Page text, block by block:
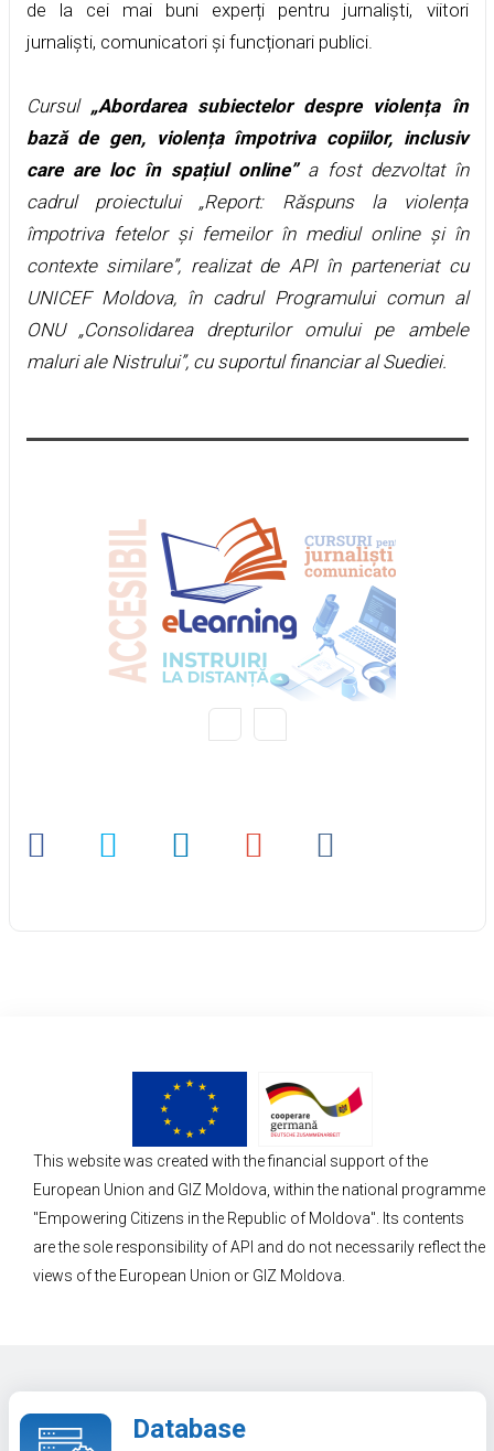
de la cei mai buni experți pentru jurnaliști, viitori
jurnaliști, comunicatori și funcționari publici.
Cursul „Abordarea subiectelor despre violența în
bază de gen, violența împotriva copiilor, inclusiv
care are loc în spațiul online” a fost dezvoltat în
cadrul proiectului „Report: Răspuns la violența
împotriva fetelor și femeilor în mediul online și în
contexte similare”, realizat de API în parteneriat cu
UNICEF Moldova, în cadrul Programului comun al
ONU „Consolidarea drepturilor omului pe ambele
maluri ale Nistrului”, cu suportul financiar al Suediei.
This website was created with the financial support of the
European Union and GIZ Moldova, within the national programme
"Empowering Citizens in the Republic of Moldova". Its contents
are the sole responsibility of API and do not necessarily reflect the
views of the European Union or GIZ Moldova.
Database